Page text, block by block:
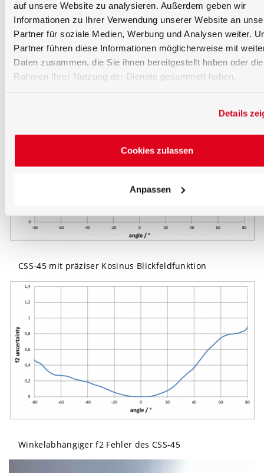
auf unsere Website zu analysieren. Außerdem geben wir
Informationen zu Ihrer Verwendung unserer Website an
Partner für soziale Medien, Werbung und Analysen weiter.
Partner führen diese Informationen möglicherweise mit
Daten zusammen, die Sie ihnen bereitgestellt haben oder
Rahmen Ihrer Nutzung der Dienste gesammelt haben.
Details
Cookies zulassen
Anpassen
CSS-45 mit präziser Kosinus Blickfeldfunktion
Winkelabhängiger f2 Fehler des CSS-45